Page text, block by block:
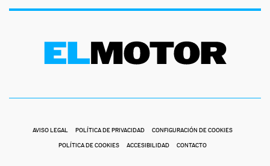
AVISO LEGAL POLÍTICA DE PRIVACIDAD CONFIGURACIÓN DE COOKIES
POLÍTICA DE COOKIES ACCESIBILIDAD CONTACTO